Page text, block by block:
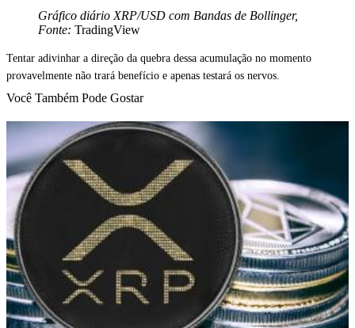
Gráfico diário XRP/USD com Bandas de Bollinger,
Fonte: TradingView
Tentar adivinhar a direção da quebra dessa acumulação no momento
provavelmente não trará benefício e apenas testará os nervos.
Você Também Pode Gostar